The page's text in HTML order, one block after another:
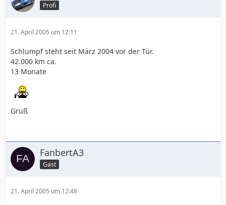
Profi
21. April 2005 um 12:11
Schlumpf steht seit März 2004 vor der Tür.
42.000 km ca.
13 Monate
Gruß
FanbertA3
Gast
21. April 2005 um 12:48